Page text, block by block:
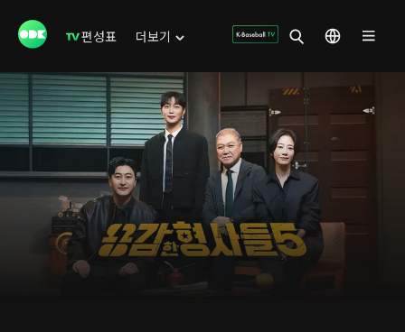
편성표 더보기